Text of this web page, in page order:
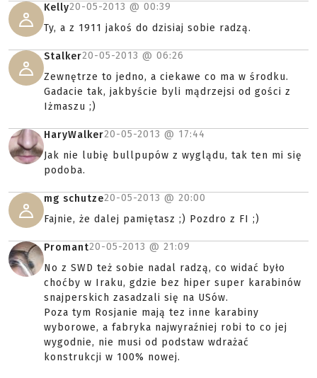
Kelly20-05-2013 @ 00:39
Ty, a z 1911 jakoś do dzisiaj sobie radzą.
Stalker20-05-2013 @ 06:26
Zewnętrze to jedno, a ciekawe co ma w środku.
Gadacie tak, jakbyście byli mądrzejsi od gości z
Iżmaszu ;)
HaryWalker20-05-2013 @ 17:44
Jak nie lubię bullpupów z wyglądu, tak ten mi się
podoba.
mg schutze20-05-2013 @ 20:00
Fajnie, że dalej pamiętasz ;) Pozdro z FI ;)
Promant20-05-2013 @ 21:09
No z SWD też sobie nadal radzą, co widać było
choćby w Iraku, gdzie bez hiper super karabinów
snajperskich zasadzali się na USów.
Poza tym Rosjanie mają tez inne karabiny
wyborowe, a fabryka najwyraźniej robi to co jej
wygodnie, nie musi od podstaw wdrażać
konstrukcji w 100% nowej.